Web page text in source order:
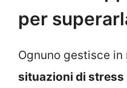
per
Ognuno gestisce
situazioni di stress